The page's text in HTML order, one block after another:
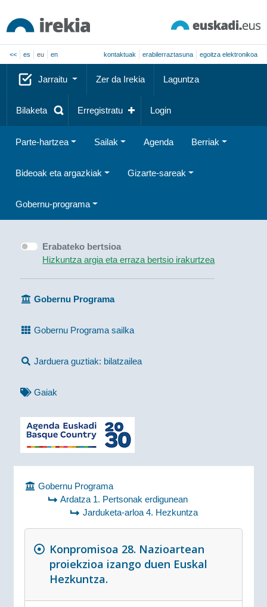
<< es eu en kontaktuak erabilerraztasuna egoitza elektronikoa
Jarraitu Zer da Irekia Laguntza
Bilaketa Erregistratu Login
Parte-hartzea Sailak Agenda Berriak
Bideoak eta argazkiak Gizarte-sareak
Gobernu-programa
Erabateko bertsioa
Hizkuntza argia eta erraza bertsio irakurtzea
Gobernu Programa
Gobernu Programa sailka
Jarduera guztiak: bilatzailea
Gaiak
Gobernu Programa
Ardatza 1. Pertsonak erdigunean
Jarduketa-arloa 4. Hezkuntza
Konpromisoa 28. Nazioartean
proiekzioa izango duen Euskal
Hezkuntza.